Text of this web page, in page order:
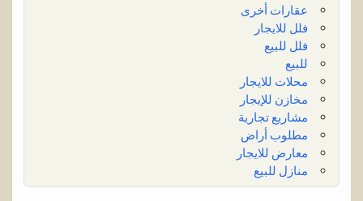
عقارات أخرى
فلل للايجار
فلل للبيع
للبيع
محلات للايجار
مخازن للإيجار
مشاريع تجارية
مطلوب أراض
معارض للايجار
منازل للبيع